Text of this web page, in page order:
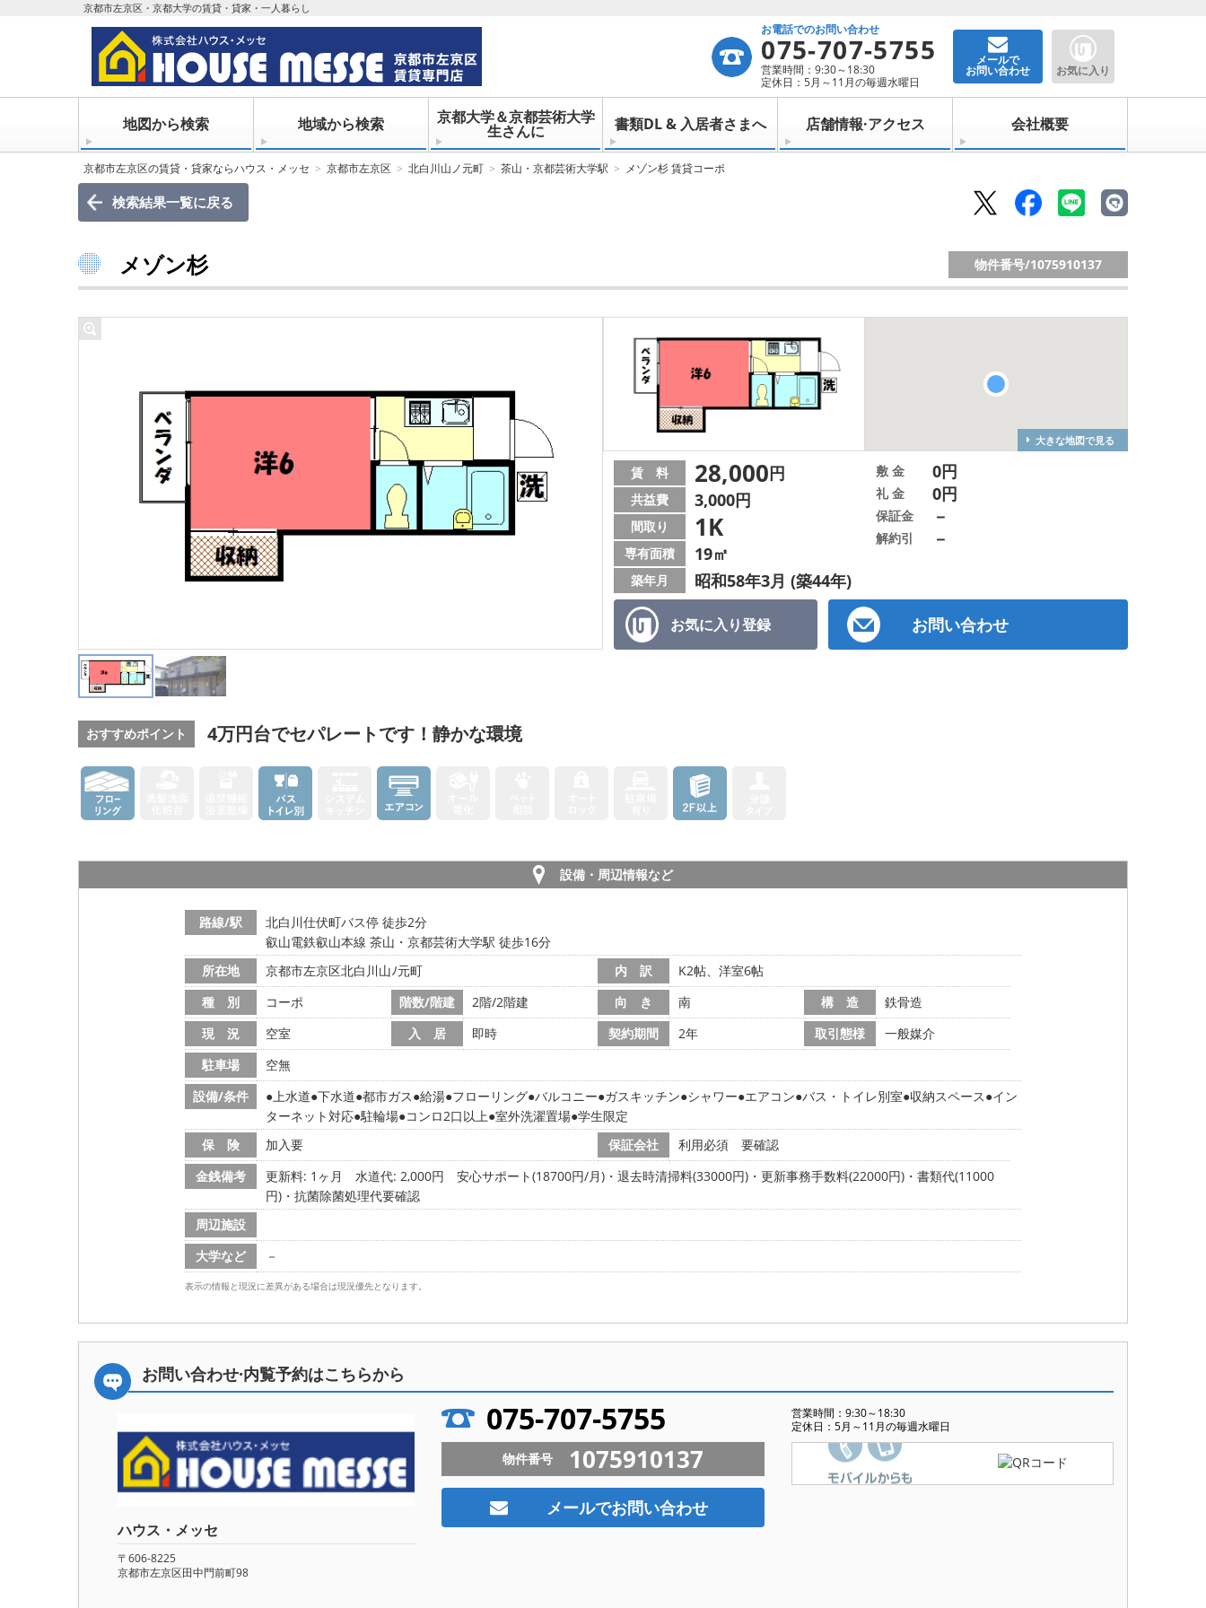
京都市左京区・京都大学の賃貸・貸家・一人暮らし
お電話でのお問い合わせ
075-707-5755
営業時間：9:30～18:30
定休日：5月～11月の毎週水曜日
メールで
お問い合わせ お気に入り
地図から検索 地域から検索 京都大学＆京都芸術大学
生さんに 書類DL & 入居者さまへ 店舗情報·アクセス 会社概要
京都市左京区の賃貸・貸家ならハウス・メッセ 京都市左京区 北白川山ノ元町 茶山・京都芸術大学駅 メゾン杉 賃貸コーポ
検索結果一覧に戻る
メゾン杉 物件番号/1075910137
大きな地図で見る
お気に入り登録 お問い合わせ
賃 料 28,000円
共益費 3,000円
間取り 1K
専有面積 19㎡
築年月 昭和58年3月 (築44年)
敷 金 0円
礼 金 0円
保証金 －
解約引 －
おすすめポイント 4万円台でセパレートです！静かな環境
設備・周辺情報など
路線/駅
北白川仕伏町バス停 徒歩2分
叡山電鉄叡山本線 茶山・京都芸術大学駅 徒歩16分
所在地
京都市左京区北白川山ﾉ元町 内 訳
K2帖、洋室6帖
種 別
コーポ 階数/階建 2階/2階建 向 き 南 構 造
鉄骨造
現 況
空室 入 居 即時 契約期間 2年 取引態様
一般媒介
駐車場
空無
設備/条件
上水道 下水道 都市ガス 給湯 フローリング バルコニー ガスキッチン シャワー エアコン バス・トイレ別室 収納スペース イン
ターネット対応 駐輪場 コンロ2口以上 室外洗濯置場 学生限定
保 険
加入要 保証会社
利用必須 要確認
金銭備考
更新料: 1ヶ月 水道代: 2,000円
安心サポート(18700円/月)・退去時清掃料(33000円)・更新事務手数料(22000円)・書類代(11000
円)・抗菌除菌処理代要確認
周辺施設
大学など
－
表示の情報と現況に差異がある場合は現況優先となります。
お問い合わせ·内覧予約はこちらから
ハウス・メッセ
〒606-8225
京都市左京区田中門前町98
075-707-5755
営業時間：9:30～18:30
定休日：5月～11月の毎週水曜日
物件番号 1075910137
メールでお問い合わせ